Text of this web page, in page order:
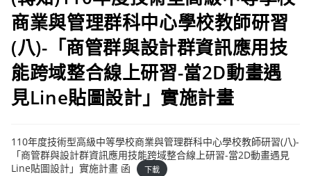
商業與管理群科中心學校教師研習
(八)-「商管群與設計群資訊應用技
能跨域整合線上研習-當2D動畫遇
見Line貼圖設計」實施計畫
110年度技術型高級中等學校商業與管理群科中心學校教師研習(八)-
「商管群與設計群資訊應用技能跨域整合線上研習-當2D動畫遇見
Line貼圖設計」實施計畫 函
下載